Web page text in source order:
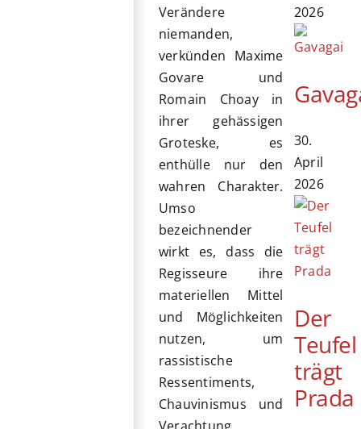
Verändere
niemanden,
verkünden Maxime
Govare und
Romain Choay in
ihrer gehässigen
Groteske, es
enthülle nur den
wahren Charakter.
Umso
bezeichnender
wirkt es, dass die
Regisseure ihre
materiellen Mittel
und Möglichkeiten
nutzen, um
rassistische
Ressentiments,
Chauvinismus und
2026
30.
April
2026
Der
Teufel
trägt
Prada